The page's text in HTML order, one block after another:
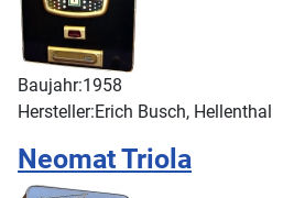
Baujahr:1958
Hersteller:Erich Busch, Hellenthal
Neomat Triola